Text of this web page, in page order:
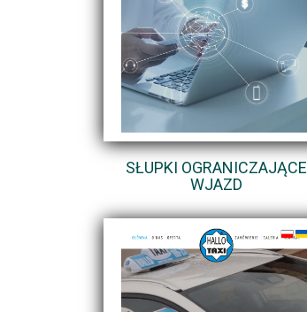
SŁUPKI OGRANICZAJĄCE
WJAZD